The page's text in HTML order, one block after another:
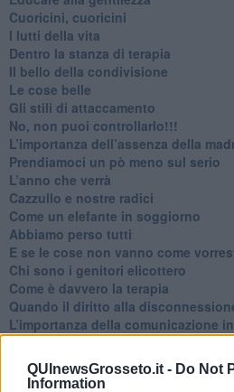
QUInewsGrosseto.it - Do Not
Information
​Cuoricini, cuoricini
I lutti della vita
​Dentro la stanza di terapia
​Il bello della condivisione
Le cose belle
​Gli stili di attaccamento
No, non puoi controllarlo!!!
​L’importanza dell’assenza della
​Prendiamoci un pò meno sul serio
​L’anno che verrà
​Cazzullo e nostre radici
​Come un elefante in soggiorno
​Abbiamo perso tutti
E se le cose non vanno come
​Chi sono i genitori elicottero
Come è davvero la terapia
Quando il diritto alla
​L’importanza della comunicazione
​Il diritto ad essere disconnessi
​Il pensiero dicotomico e la salute
​Consigli di lettura per genitori e